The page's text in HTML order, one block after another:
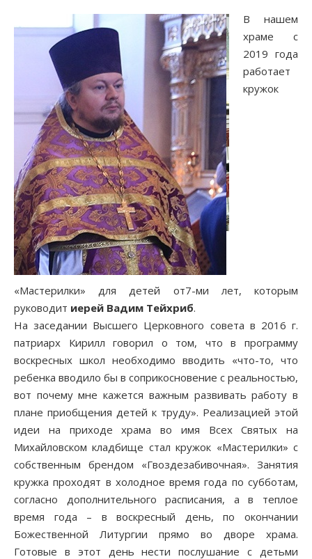
В нашем
храме с
2019 года
работает
кружок
«Мастерилки» для детей от7-ми лет, которым
руководит иерей Вадим Тейхриб.
На заседании Высшего Церковного совета в 2016 г.
патриарх Кирилл говорил о том, что в программу
воскресных школ необходимо вводить «что-то, что
ребенка вводило бы в соприкосновение с реальностью,
вот почему мне кажется важным развивать работу в
плане приобщения детей к труду». Реализацией этой
идеи на приходе храма во имя Всех Святых на
Михайловском кладбище стал кружок «Мастерилки» с
собственным брендом «Гвоздезабивочная». Занятия
кружка проходят в холодное время года по субботам,
согласно дополнительного расписания, а в теплое
время года – в воскресный день, по окончании
Божественной Литургии прямо во дворе храма.
Готовые в этот день нести послушание с детьми